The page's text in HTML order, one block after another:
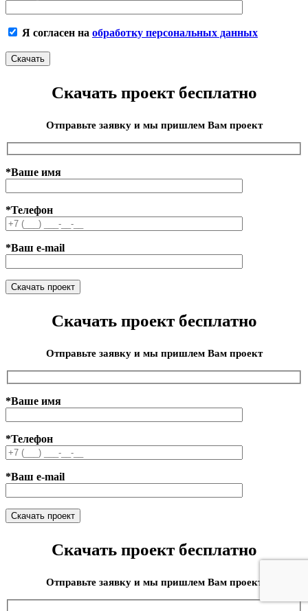
Я согласен на обработку персональных данных
Скачать проект бесплатно
Отправьте заявку и мы пришлем Вам проект
*Ваше имя
*Телефон
*Ваш e-mail
Скачать проект бесплатно
Отправьте заявку и мы пришлем Вам проект
*Ваше имя
*Телефон
*Ваш e-mail
Скачать проект бесплатно
Отправьте заявку и мы пришлем Вам проект